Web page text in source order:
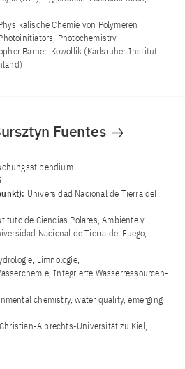
Chemie von Polymeren
Photochemistry
Barner-Kowollik (Karlsruher Institut
Fuentes
Universidad Nacional de Tierra del
de Ciencias Polares, Ambiente y
Nacional de Tierra del Fuego,
Limnologie,
Integrierte Wasserressourcen-
chemistry, water quality, emerging
Albrechts-Universität zu Kiel,